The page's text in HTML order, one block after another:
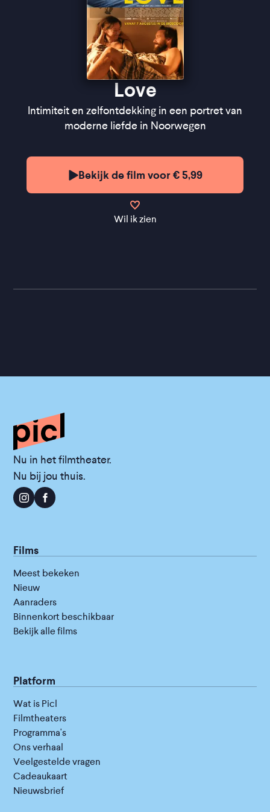
Love
Intimiteit en zelfontdekking in een portret van
moderne liefde in Noorwegen
Bekijk de film voor € 5,99
Wil ik zien
Nu in het filmtheater.
Nu bij jou thuis.
Films
Meest bekeken
Nieuw
Aanraders
Binnenkort beschikbaar
Bekijk alle films
Platform
Wat is Picl
Filmtheaters
Programma's
Ons verhaal
Veelgestelde vragen
Cadeaukaart
Nieuwsbrief